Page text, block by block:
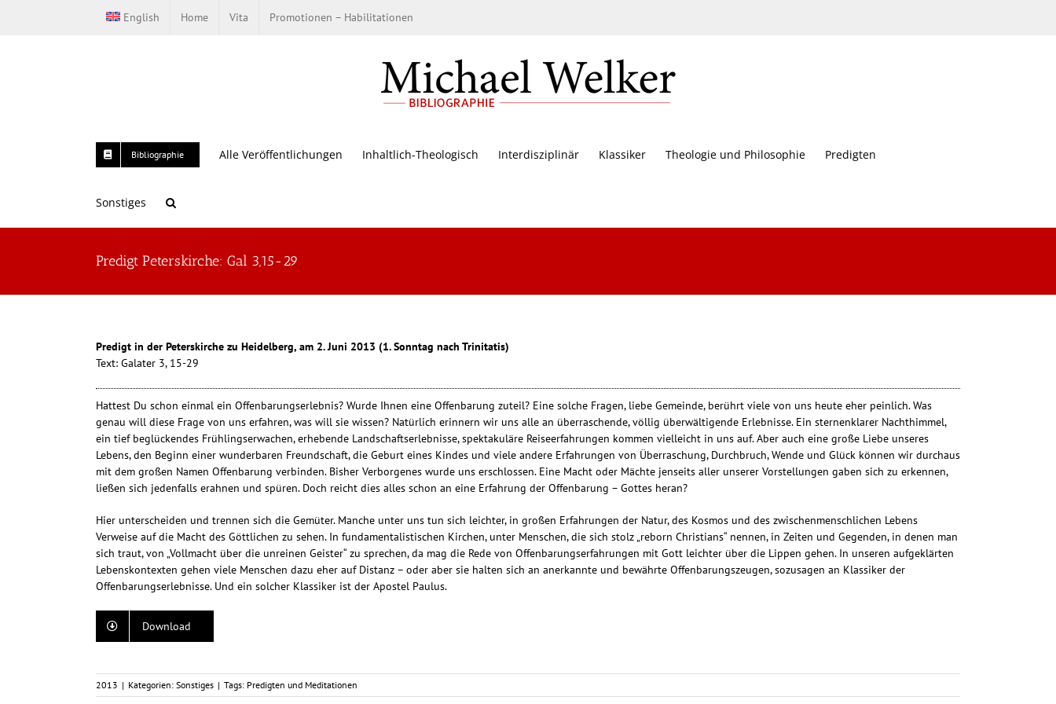
English Home Vita Promotionen – Habilitationen
Bibliographie Alle Veröffentlichungen Inhaltlich-Theologisch Interdisziplinär Klassiker Theologie und Philosophie Predigten
Sonstiges
Predigt Peterskirche: Gal 3,15-29
Predigt in der Peterskirche zu Heidelberg, am 2. Juni 2013 (1. Sonntag nach Trinitatis)
Text: Galater 3, 15-29
Hattest Du schon einmal ein Offenbarungserlebnis? Wurde Ihnen eine Offenbarung zuteil? Eine solche Fragen, liebe Gemeinde, berührt viele von uns heute eher peinlich. Was
genau will diese Frage von uns erfahren, was will sie wissen? Natürlich erinnern wir uns alle an überraschende, völlig überwältigende Erlebnisse. Ein sternenklarer Nachthimmel,
ein tief beglückendes Frühlingserwachen, erhebende Landschaftserlebnisse, spektakuläre Reiseerfahrungen kommen vielleicht in uns auf. Aber auch eine große Liebe unseres
Lebens, den Beginn einer wunderbaren Freundschaft, die Geburt eines Kindes und viele andere Erfahrungen von Überraschung, Durchbruch, Wende und Glück können wir durchaus
mit dem großen Namen Offenbarung verbinden. Bisher Verborgenes wurde uns erschlossen. Eine Macht oder Mächte jenseits aller unserer Vorstellungen gaben sich zu erkennen,
ließen sich jedenfalls erahnen und spüren. Doch reicht dies alles schon an eine Erfahrung der Offenbarung – Gottes heran?
Hier unterscheiden und trennen sich die Gemüter. Manche unter uns tun sich leichter, in großen Erfahrungen der Natur, des Kosmos und des zwischenmenschlichen Lebens
Verweise auf die Macht des Göttlichen zu sehen. In fundamentalistischen Kirchen, unter Menschen, die sich stolz „reborn Christians“ nennen, in Zeiten und Gegenden, in denen man
sich traut, von „Vollmacht über die unreinen Geister“ zu sprechen, da mag die Rede von Offenbarungserfahrungen mit Gott leichter über die Lippen gehen. In unseren aufgeklärten
Lebenskontexten gehen viele Menschen dazu eher auf Distanz – oder aber sie halten sich an anerkannte und bewährte Offenbarungszeugen, sozusagen an Klassiker der
Offenbarungserlebnisse. Und ein solcher Klassiker ist der Apostel Paulus.
Download
2013 | Kategorien: Sonstiges | Tags: Predigten und Meditationen